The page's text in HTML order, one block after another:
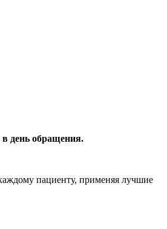
в день обращения.
пациенту, применяя лучшие